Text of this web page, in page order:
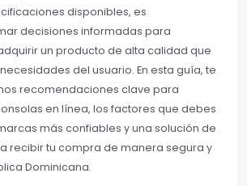
disponibles, es
decisiones informadas para
un producto de alta calidad que
del usuario. En esta guía, te
recomendaciones clave para
en línea, los factores que debes
más confiables y una solución de
recibir tu compra de manera segura y
Dominicana.